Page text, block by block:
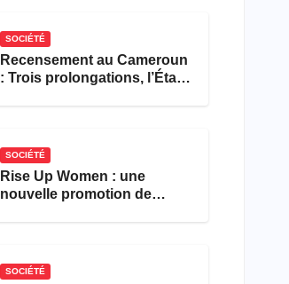
SOCIÉTÉ
Recensement au Cameroun
: Trois prolongations, l’État
SOCIÉTÉ
Rise Up Women : une
nouvelle promotion de
SOCIÉTÉ